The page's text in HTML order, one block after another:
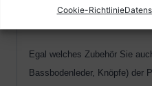
Cookie-Richtlinie
besonderem Zubehör .
Egal welches Zubehör Sie
Bassbodenleder, Knöpfe) der